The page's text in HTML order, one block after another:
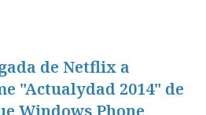
de Netflix a
"Actualydad 2014" de
Windows Phone